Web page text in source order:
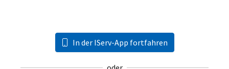
In der IServ-App fortfahren